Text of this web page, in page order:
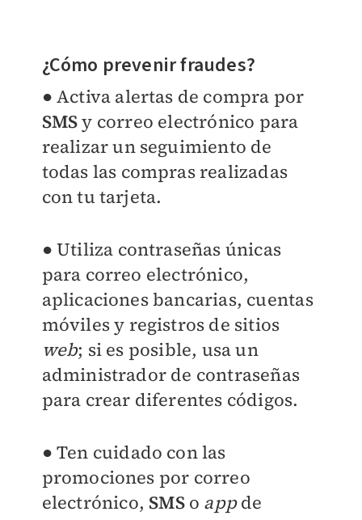
¿Cómo prevenir fraudes?
● Activa alertas de compra por
SMSy correo electrónico para
realizar un seguimiento de
todas las compras realizadas
con tu tarjeta.
● Utiliza contraseñas únicas
para correo electrónico,
aplicaciones bancarias, cuentas
móviles y registros de sitios
web; si es posible, usa un
administrador de contraseñas
para crear diferentes códigos.
● Ten cuidado con las
promociones por correo
electrónico, SMS o appde